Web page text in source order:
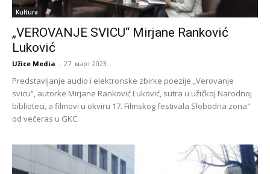
Kultura
„VEROVANJE SVICU“ Mirjane Ranković
Luković
Užice Media - 27. март 2023.
Predstavljanje audio i elektronske zbirke poezije „Verovanje
svicu“, autorke Mirjane Ranković Luković, sutra u užičkoj Narodnoj
biblioteci, a filmovi u okviru 17. Filmskog festivala Slobodna zona"
od večeras u GKC.